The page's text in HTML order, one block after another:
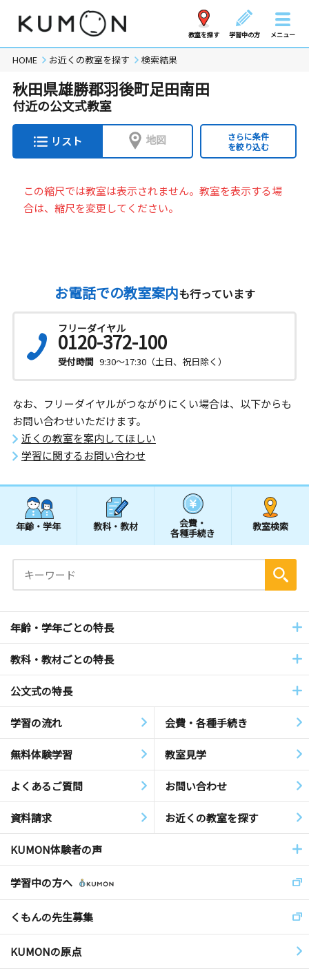
教室を探す 学習中の方 メニュー
HOME お近くの教室を探す 検索結果
秋田県雄勝郡羽後町足田南田
付近の公文式教室
リスト 地図
さらに条件
を絞り込む
この縮尺では教室は表示されません。教室を表示する場
合は、縮尺を変更してください。
お電話での教室案内も行っています
フリーダイヤル
0120-372-100
受付時間 9:30～17:30（土日、祝日除く）
なお、フリーダイヤルがつながりにくい場合は、以下からも
お問い合わせいただけます。
近くの教室を案内してほしい
学習に関するお問い合わせ
年齢・学年 教科・教材 会費・
各種手続き
教室検索
年齢・学年ごとの特長
教科・教材ごとの特長
公文式の特長
学習の流れ 会費・各種手続き
無料体験学習 教室見学
よくあるご質問 お問い合わせ
資料請求 お近くの教室を探す
KUMON体験者の声
学習中の方へ
くもんの先生募集
KUMONの原点